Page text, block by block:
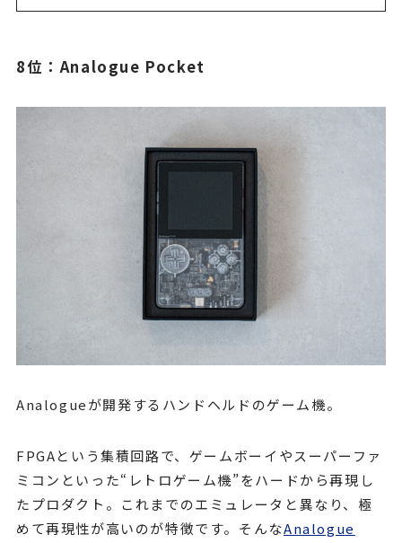
8位：Analogue Pocket
Analogueが開発するハンドヘルドのゲーム機。
FPGAという集積回路で、ゲームボーイやスーパーファ
ミコンといった“レトロゲーム機”をハードから再現し
たプロダクト。これまでのエミュレータと異なり、極
めて再現性が高いのが特徴です。そんなAnalogue